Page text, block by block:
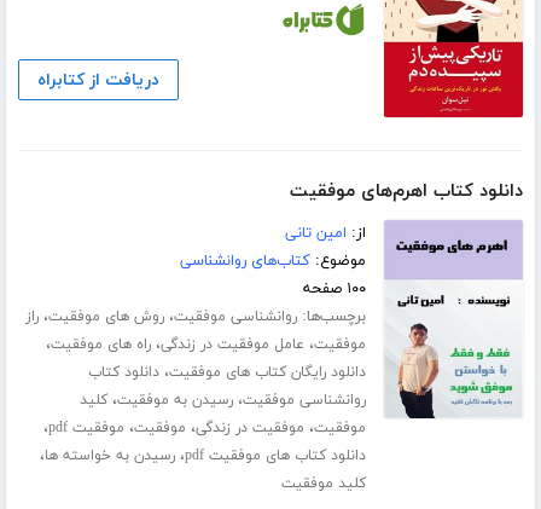
دریافت از کتابراه
دانلود کتاب اهرم‌های موفقیت
از: امین تانی
موضوع:کتاب‌های روانشناسی
۱۰۰ صفحه
برچسب‌ها:روانشناسی موفقیت،روش های موفقیت،راز
موفقیت، عامل موفقیت در زندگی،راه های موفقیت،
دانلود رایگان کتاب های موفقیت،دانلود کتاب
روانشناسی موفقیت،رسیدن به موفقیت،کلید
موفقیت، موفقیت در زندگی، موفقیت، موفقیت pdf ،
دانلود کتاب های موفقیت pdf ،رسیدن به خواسته ها،
کلید موفقیت